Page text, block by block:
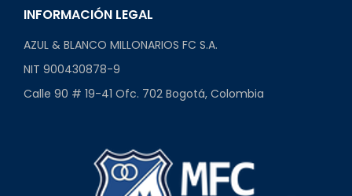
INFORMACIÓN LEGAL
AZUL & BLANCO MILLONARIOS FC S.A.
NIT 900430878-9
Calle 90 # 19-41 Ofc. 702 Bogotá, Colombia